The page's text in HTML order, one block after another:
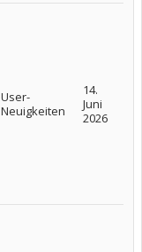
User-
Neuigkeiten
14.
Juni
2026